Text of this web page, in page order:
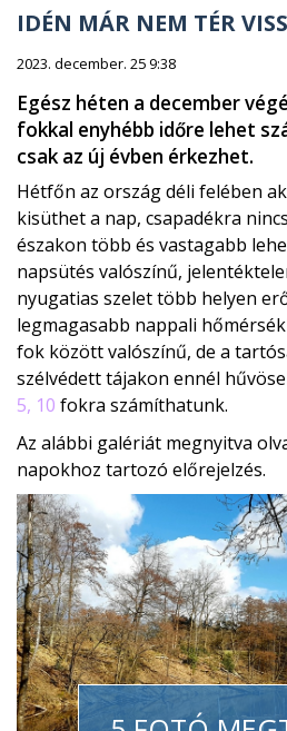
IDÉN MÁR NEM TÉR
2023. december. 25 9:38
Egész héten a december
fokkal enyhébb időre lehet
csak az új évben érkezhet.
Hétfőn az ország déli felében
kisüthet a nap, csapadékra
északon több és vastagabb
napsütés valószínű,
nyugatias szelet több helyen
legmagasabb nappali
fok között valószínű, de a
szélvédett tájakon ennél
5, 10 fokra számíthatunk.
Az alábbi galériát megnyitva
napokhoz tartozó előrejelzés.